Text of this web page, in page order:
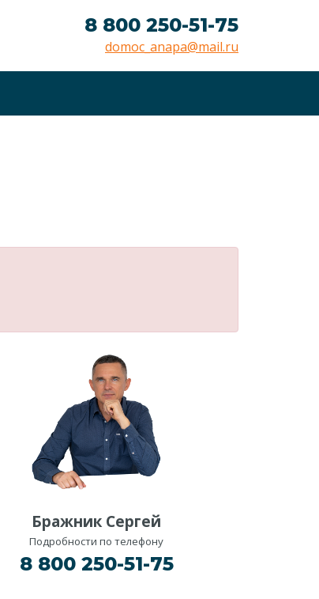
8 800 250-51-75
domoc_anapa@mail.ru
Бражник Сергей
Подробности по телефону
8 800 250-51-75